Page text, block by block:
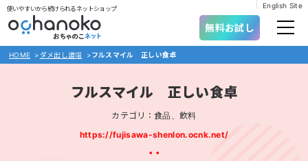
English Site
使いやすいから続けられるネットショップ
無料お試し
HOME > ダメ出し道場 >フルスマイル 正しい食卓
フルスマイル 正しい食卓
カテゴリ：食品、飲料
https://fujisawa-shenlon.ocnk.net/